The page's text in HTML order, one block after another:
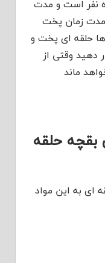
نفر است و مدت
مدت زمان پخت
حلقه ای پخت و
دهید وقتی از
ماند
بقچه حلقه
ای به این مواد